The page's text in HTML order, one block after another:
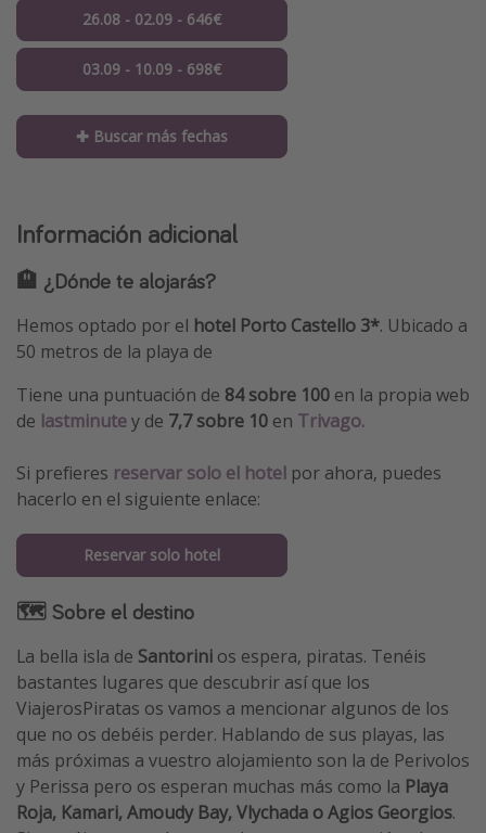
26.08 - 02.09 - 646€
03.09 - 10.09 - 698€
✚ Buscar más fechas
Información adicional
🏨 ¿Dónde te alojarás?
Hemos optado por el hotel Porto Castello 3*. Ubicado a
50 metros de la playa de
Tiene una puntuación de 84 sobre 100 en la propia web
de lastminutey de 7,7 sobre 10 en Trivago.
Si prefieres reservar solo el hotel por ahora, puedes
hacerlo en el siguiente enlace:
Reservar solo hotel
🗺 Sobre el destino
La bella isla de Santorini os espera, piratas. Tenéis
bastantes lugares que descubrir así que los
ViajerosPiratas os vamos a mencionar algunos de los
que no os debéis perder. Hablando de sus playas, las
más próximas a vuestro alojamiento son la de Perivolos
y Perissa pero os esperan muchas más como la Playa
Roja, Kamari, Amoudy Bay, Vlychada o Agios Georgios.